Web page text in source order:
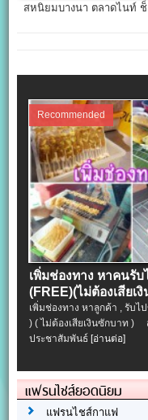
สหนิยมบางนา ตลาดไนท์
Recommended
เพิ่มช่องทาง หาคนรั
(FREE)(ไม่ต้องเสียเ
เพิ่มช่องทาง หาลูกค้า , รับไ
) ( ไม่ต้องเสียเงินซักบาท )
ประชาสัมพันธ์ [อ่านต่อ]
แฟรนไชส์ยอดนิยม
แฟรนไชส์กาแฟ